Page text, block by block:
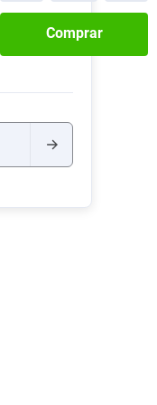
EsponjasComprar